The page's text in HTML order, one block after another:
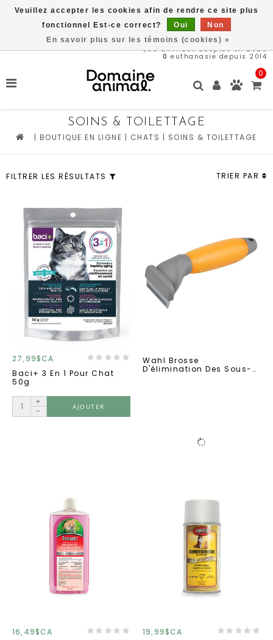
569animaux adoptés en 2026
0 euthanasie depuis 2014
0
SOINS & TOILETTAGE
| BOUTIQUE EN LIGNE | CHATS | SOINS & TOILETTAGE
FILTRER LES RÉSULTATS TRIER PAR
27,99$CA
Baci+ 3 En 1 Pour Chat
50g
+
-
AJOUTER
Wahl Brosse
D'élimination Des Sous-
16,49$CA
19,99$CA
Veuillez accepter les cookies afin de rendre ce site plus
fonctionnel Est-ce correct?
Oui
Non
En savoir plus sur les témoins (cookies) »
Une partie des bénéfices est remit directement au refuge du
Domaine Animal, ACHETEZ ICI, SAUVEZ DES VIES